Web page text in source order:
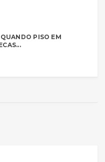
PISO EM